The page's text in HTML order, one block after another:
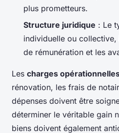
plus prometteurs.
Structure juridique : Le
individuelle ou
de rémunération et les
Les charges
rénovation, les frais de
dépenses doivent être
déterminer le véritable gain
biens doivent également